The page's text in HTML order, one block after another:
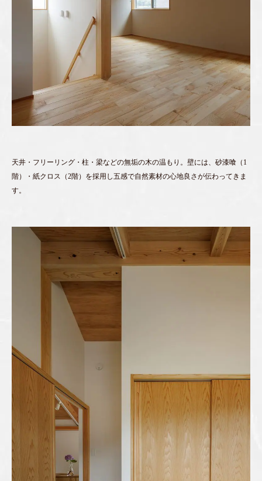
天井・フリーリング・柱・梁などの無垢の木の温もり。壁には、砂漆喰（1
階）・紙クロス（2階）を採用し五感で自然素材の心地良さが伝わってきま
す。